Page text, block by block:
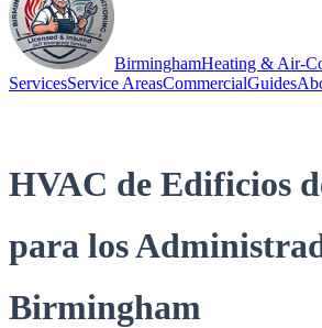
BirminghamHeating & Air-
ServicesService AreasCommercialGuides
HVAC de Edificios
para los
Birmingham